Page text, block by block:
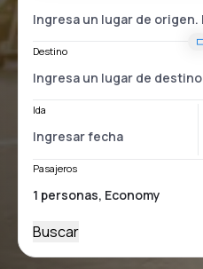
Destino
Ida
Pasajeros
Buscar